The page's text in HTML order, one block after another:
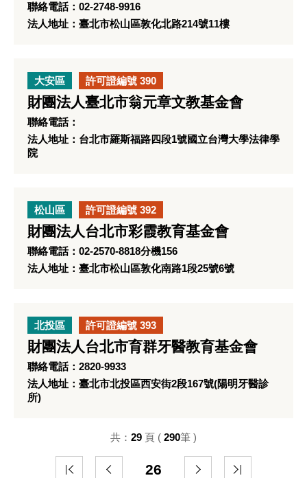
聯絡電話：02-2748-9916
法人地址：臺北市松山區敦化北路214號11樓
大安區 許可證編號 390
財團法人臺北市翁元章文教基金會
聯絡電話：
法人地址：台北市羅斯福路四段1號國立台灣大學法律學
院
松山區 許可證編號 392
財團法人台北市彩霞教育基金會
聯絡電話：02-2570-8818分機156
法人地址：臺北市松山區敦化南路1段25號6號
北投區 許可證編號 393
財團法人台北市育群牙醫教育基金會
聯絡電話：2820-9933
法人地址：臺北市北投區西安街2段167號(陽明牙醫診
所)
26
共： 29 頁 ( 290筆 )